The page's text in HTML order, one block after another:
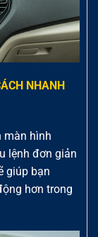
NHANH
màn hình
lệnh đơn giản
giúp bạn
hơn trong